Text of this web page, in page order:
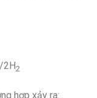
2H2
hợp xảy ra: